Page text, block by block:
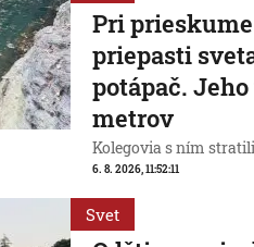
Pri
priepasti
potápač.
metrov
Kolegovia s ním
6. 8. 2026, 11:52:11
Svet